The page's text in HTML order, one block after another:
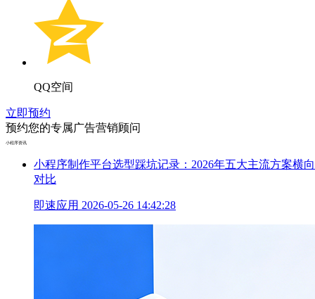
QQ空间
立即预约
预约您的专属广告营销顾问
小程序资讯
小程序制作平台选型踩坑记录：2026年五大主流方案横向
对比
即速应用 2026-05-26 14:42:28